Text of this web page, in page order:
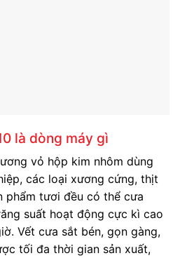
là dòng máy gì
vỏ hộp kim nhôm dùng
các loại xương cứng, thịt
phẩm tươi đều có thể cưa
suất hoạt động cực kì cao
Vết cưa sắt bén, gọn gàng,
tối đa thời gian sản xuất,